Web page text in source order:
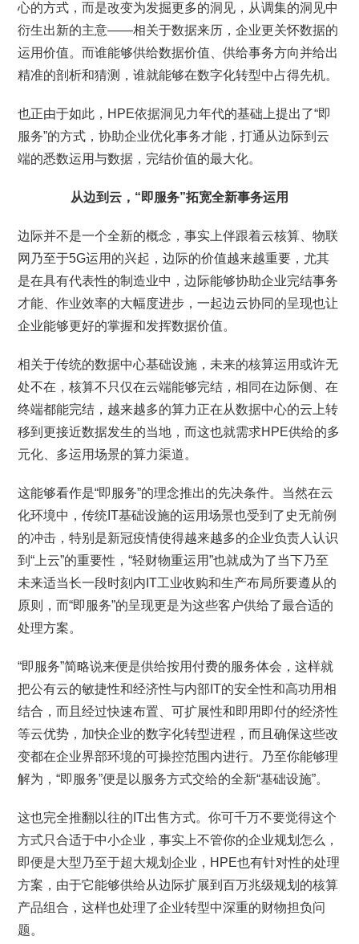
心的方式，而是改变为发掘更多的洞见，从调集的洞见中
衍生出新的主意——相关于数据来历，企业更关怀数据的
运用价值。而谁能够供给数据价值、供给事务方向并给出
精准的剖析和猜测，谁就能够在数字化转型中占得先机。
也正由于如此，HPE依据洞见力年代的基础上提出了“即
服务”的方式，协助企业优化事务才能，打通从边际到云
端的悉数运用与数据，完结价值的最大化。
从边到云，“即服务”拓宽全新事务运用
边际并不是一个全新的概念，事实上伴跟着云核算、物联
网乃至于5G运用的兴起，边际的价值越来越重要，尤其
是在具有代表性的制造业中，边际能够协助企业完结事务
才能、作业效率的大幅度进步，一起边云协同的呈现也让
企业能够更好的掌握和发挥数据价值。
相关于传统的数据中心基础设施，未来的核算运用或许无
处不在，核算不只仅在云端能够完结，相同在边际侧、在
终端都能完结，越来越多的算力正在从数据中心的云上转
移到更接近数据发生的当地，而这也就需求HPE供给的多
元化、多运用场景的算力渠道。
这能够看作是“即服务”的理念推出的先决条件。当然在云
化环境中，传统IT基础设施的运用场景也受到了史无前例
的冲击，特别是新冠疫情使得越来越多的企业负责人认识
到“上云”的重要性，“轻财物重运用”也就成为了当下乃至
未来适当长一段时刻内IT工业收购和生产布局所要遵从的
原则，而“即服务”的呈现更是为这些客户供给了最合适的
处理方案。
“即服务”简略说来便是供给按用付费的服务体会，这样就
把公有云的敏捷性和经济性与内部IT的安全性和高功用相
结合，而且经过快速布置、可扩展性和即用即付的经济性
等云优势，加快企业的数字化转型进程，而且确保这些改
变都在企业界部环境的可操控范围内进行。乃至你能够理
解为，“即服务”便是以服务方式交给的全新“基础设施”。
这也完全推翻以往的IT出售方式。你可千万不要觉得这个
方式只合适于中小企业，事实上不管你的企业规划怎么，
即便是大型乃至于超大规划企业，HPE也有针对性的处理
方案，由于它能够供给从边际扩展到百万兆级规划的核算
产品组合，这样也处理了企业转型中深重的财物担负问
题。